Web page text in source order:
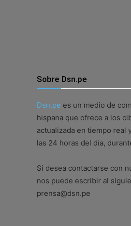
Sobre Dsn.pe
Dsn.pe es un medio de
hispana que ofrece a los
actualizada en tiempo real
las 24 horas del día,
Si desea contactarse con
nos puede escribir al
prensa@dsn.pe